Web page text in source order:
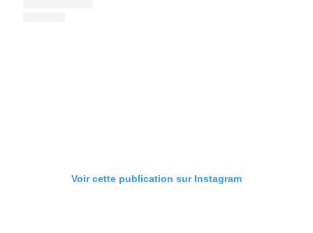
Voir cette publication sur Instagram